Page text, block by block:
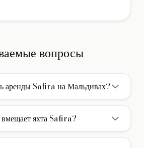
вопросы
аренды Safira на Мальдивах?
неделя. В указанную цену обычно
страховка и стоянка в
вмещает яхта Safira?